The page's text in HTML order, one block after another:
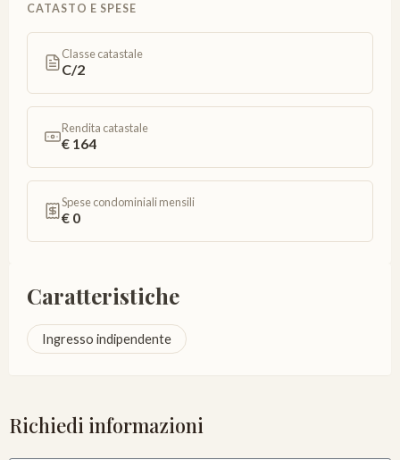
CATASTO E SPESE
Classe catastale
C/2
Rendita catastale
€ 164
Spese condominiali mensili
€ 0
Caratteristiche
Ingresso indipendente
Richiedi informazioni